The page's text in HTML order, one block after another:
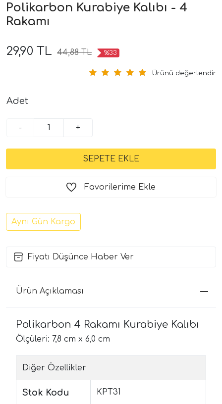
Polikarbon Kurabiye Kalıbı - 4
Rakamı
29,90 TL 44,88 TL %33
Ürünü değerlendir
Adet
- +
Favorilerime Ekle
Aynı Gün Kargo
Fiyatı Düşünce Haber Ver
Ürün Açıklaması
Polikarbon 4 Rakamı Kurabiye Kalıbı
Ölçüleri: 7,8 cm x 6,0 cm
Diğer Özellikler
Stok Kodu KPT31